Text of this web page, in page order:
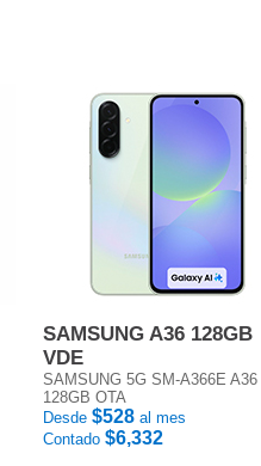
SAMSUNG A36 128GB
VDE
SAMSUNG 5G SM-A366E A36
128GB OTA
Desde $528 al mes
Contado $6,332